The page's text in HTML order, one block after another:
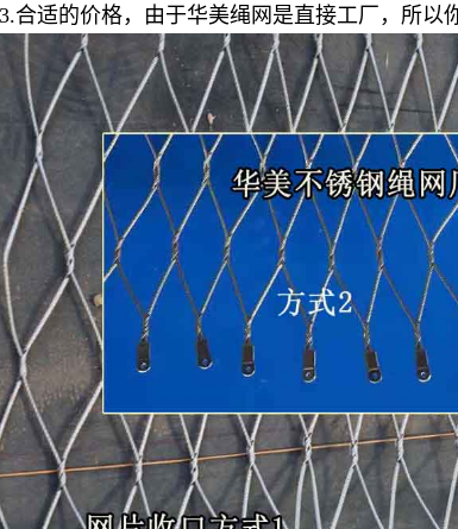
3.合适的价格，由于华美绳网是直接工厂，所以